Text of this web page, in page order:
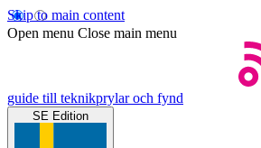
Skip to main content
Open menu Close main menu
guide till teknikprylar och fynd
SE Edition